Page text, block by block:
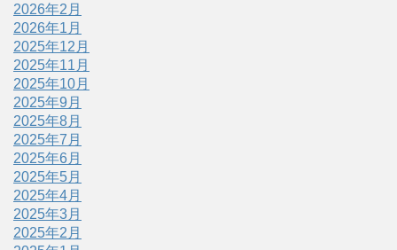
2026年2月
2026年1月
2025年12月
2025年11月
2025年10月
2025年9月
2025年8月
2025年7月
2025年6月
2025年5月
2025年4月
2025年3月
2025年2月